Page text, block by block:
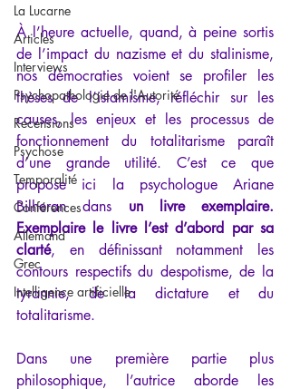
La Lucarne
Articles
Interviews
Psychopathologie de l'Autorité
Recensions
Psychose
Temporalité
Conférences
Allemand
Grec
Intelligence artificielle
À l’heure actuelle, quand, à peine sortis
de l’impact du nazisme et du stalinisme,
nos démocraties voient se profiler les
thèses de l’islamisme, réfléchir sur les
causes, les enjeux et les processus de
fonctionnement du totalitarisme paraît
d’une grande utilité. C’est ce que
propose ici la psychologue Ariane
Bilheran dans un livre exemplaire.
Exemplaire le livre l’est d’abord par sa
clarté, en définissant notamment les
contours respectifs du despotisme, de la
tyrannie, de la dictature et du
totalitarisme.
Dans une première partie plus
philosophique, l’autrice aborde les